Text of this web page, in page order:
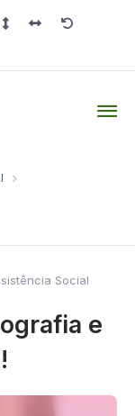
selecionada
Espaçamento de linha
Espaço dos
Redefinir
Social
e